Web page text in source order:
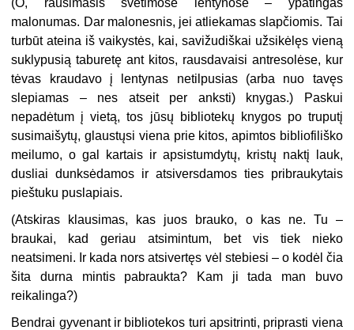
malonumas. Dar malonesnis, jei atliekamas slapčiomis. Tai
turbūt ateina iš vaikystės, kai, savižudiškai užsikėlęs vieną
suklypusią taburetę ant kitos, rausdavaisi antresolėse, kur
tėvas kraudavo į lentynas netilpusias (arba nuo tavęs
slepiamas – nes atseit per anksti) knygas.) Paskui
nepadėtum į vietą, tos jūsų bibliotekų knygos po truputį
susimaišytų, glaustųsi viena prie kitos, apimtos bibliofiliško
meilumo, o gal kartais ir apsistumdytų, kristų naktį lauk,
dusliai dunksėdamos ir atsiversdamos ties pribraukytais
pieštuku puslapiais.
(Atskiras klausimas, kas juos brauko, o kas ne. Tu –
braukai, kad geriau atsimintum, bet vis tiek nieko
neatsimeni. Ir kada nors atsivertęs vėl stebiesi – o kodėl čia
šita durna mintis pabraukta? Kam ji tada man buvo
reikalinga?)
Bendrai gyvenant ir bibliotekos turi apsitrinti, priprasti viena